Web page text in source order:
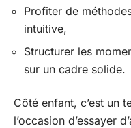
Profiter de
intuitive,
Structurer les
sur un cadre solide.
Côté enfant, c’est un
l’occasion d’essayer